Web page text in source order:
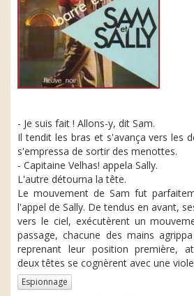
- Je suis fait ! Allons-y, dit Sam.
Il tendit les bras et s'avança vers les
s'empressa de sortir des menottes.
- Capitaine Velhas! appela Sally.
L'autre détourna la tête.
Le mouvement de Sam fut
l'appel de Sally. De tendus en avant,
vers le ciel, exécutèrent un
passage, chacune des mains
reprenant leur position première,
deux têtes se cognèrent avec une
Espionnage